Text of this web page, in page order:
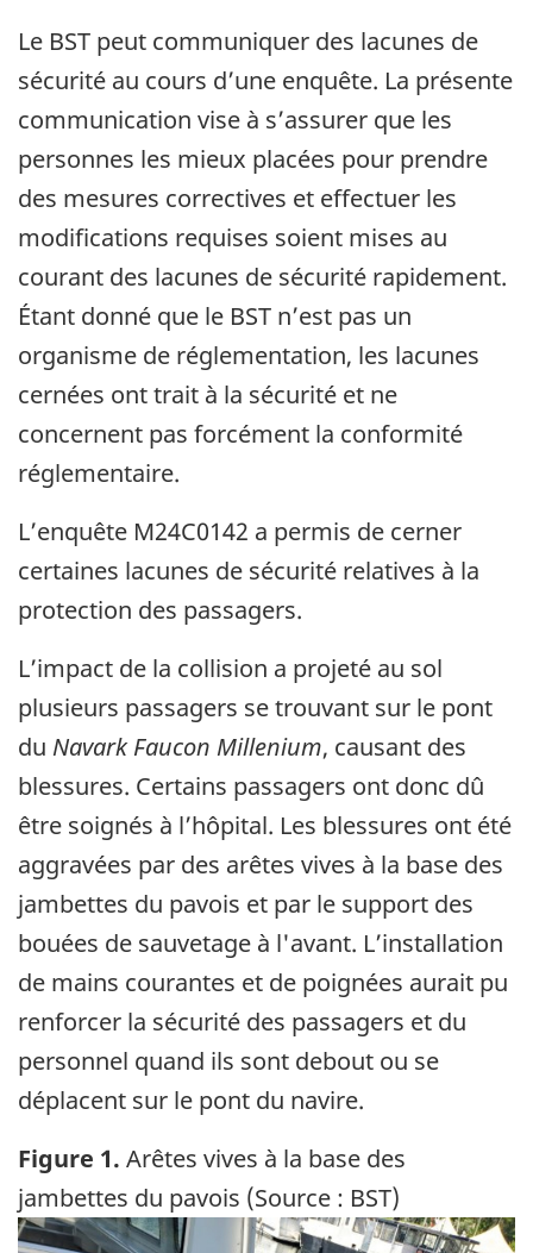
Le BST peut communiquer des lacunes de
sécurité au cours d’une enquête. La présente
communication vise à s’assurer que les
personnes les mieux placées pour prendre
des mesures correctives et effectuer les
modifications requises soient mises au
courant des lacunes de sécurité rapidement.
Étant donné que le BST n’est pas un
organisme de réglementation, les lacunes
cernées ont trait à la sécurité et ne
concernent pas forcément la conformité
réglementaire.
L’enquête M24C0142 a permis de cerner
certaines lacunes de sécurité relatives à la
protection des passagers.
L’impact de la collision a projeté au sol
plusieurs passagers se trouvant sur le pont
du Navark Faucon Millenium, causant des
blessures. Certains passagers ont donc dû
être soignés à l’hôpital. Les blessures ont été
aggravées par des arêtes vives à la base des
jambettes du pavois et par le support des
bouées de sauvetage à l'avant. L’installation
de mains courantes et de poignées aurait pu
renforcer la sécurité des passagers et du
personnel quand ils sont debout ou se
déplacent sur le pont du navire.
Figure 1. Arêtes vives à la base des
jambettes du pavois (Source : BST)
Image